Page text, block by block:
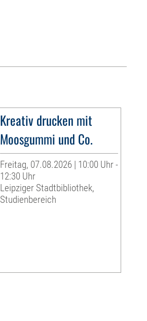
Kreativ drucken mit
Moosgummi und Co.
Freitag, 07.08.2026 | 10:00 Uhr -
12:30 Uhr
Leipziger Stadtbibliothek,
Studienbereich